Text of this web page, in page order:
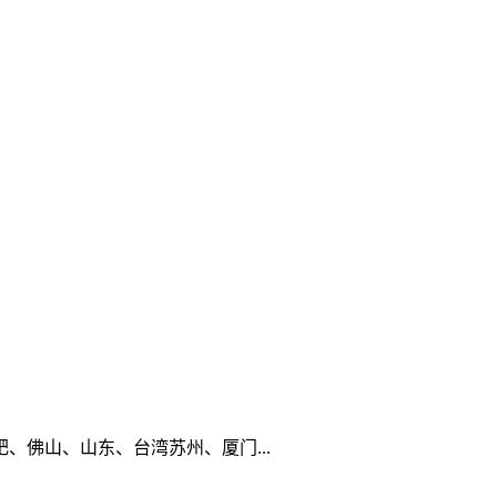
佛山、山东、台湾苏州、厦门...